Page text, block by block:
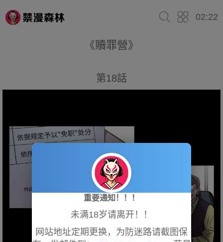
02:22
《贖罪營》
第18話
重要通知！！！
未满18岁请离开！！
网站地址定期更换，为防迷路请截图保